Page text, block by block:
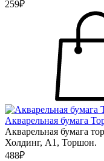
259₽
Акварельная бумага
Акварельная бумага
Холдинг, А1, Торшон.
488₽